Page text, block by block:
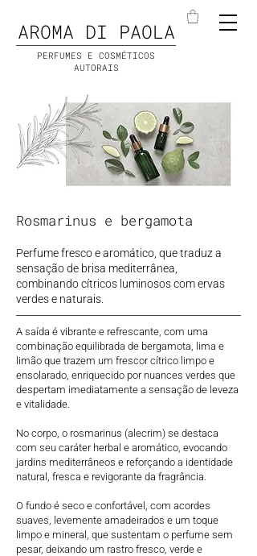
AROMA DI PAOLA
PERFUMES E COSMÉTICOS
AUTORAIS
Rosmarinus e bergamota
Perfume fresco e aromático, que traduz a
sensação de brisa mediterrânea,
combinando cítricos luminosos com ervas
verdes e naturais.
A saída é vibrante e refrescante, com uma
combinação equilibrada de bergamota, lima e
limão que trazem um frescor cítrico limpo e
ensolarado, enriquecido por nuances verdes que
despertam imediatamente a sensação de leveza
e vitalidade.
No corpo, o rosmarinus (alecrim) se destaca
com seu caráter herbal e aromático, evocando
jardins mediterrâneos e reforçando a identidade
natural, fresca e revigorante da fragrância.
O fundo é seco e confortável, com acordes
suaves, levemente amadeirados e um toque
limpo e mineral, que sustentam o perfume sem
pesar, deixando um rastro fresco, verde e